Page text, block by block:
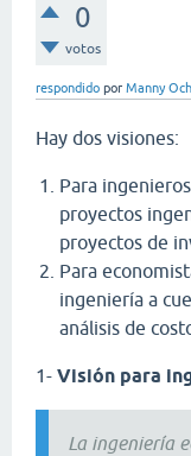
0
votos
respondido por Manny
Hay dos visiones:
Para
proyectos
proyectos de
Para
ingeniería a
análisis de
1- Visión para
La ingeniería